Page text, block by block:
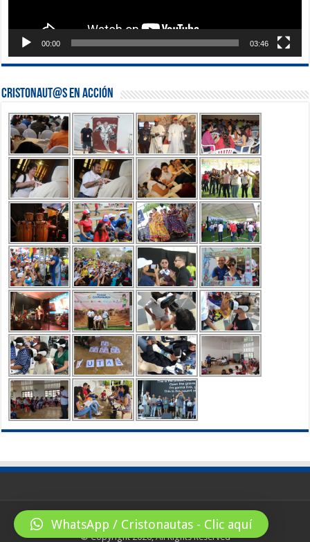
00:00 03:46
Cristonaut@s en Acción
© Copyright 2026, All Rights Reserved
WhatsApp / Cristonautas - Clic aquí